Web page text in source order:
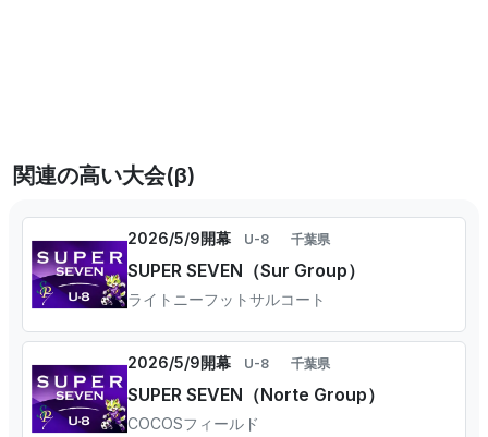
関連の高い大会(β)
2026/5/9開幕 U-8 千葉県
SUPER SEVEN（Sur Group）
ライトニーフットサルコート
2026/5/9開幕 U-8 千葉県
SUPER SEVEN（Norte Group）
COCOSフィールド